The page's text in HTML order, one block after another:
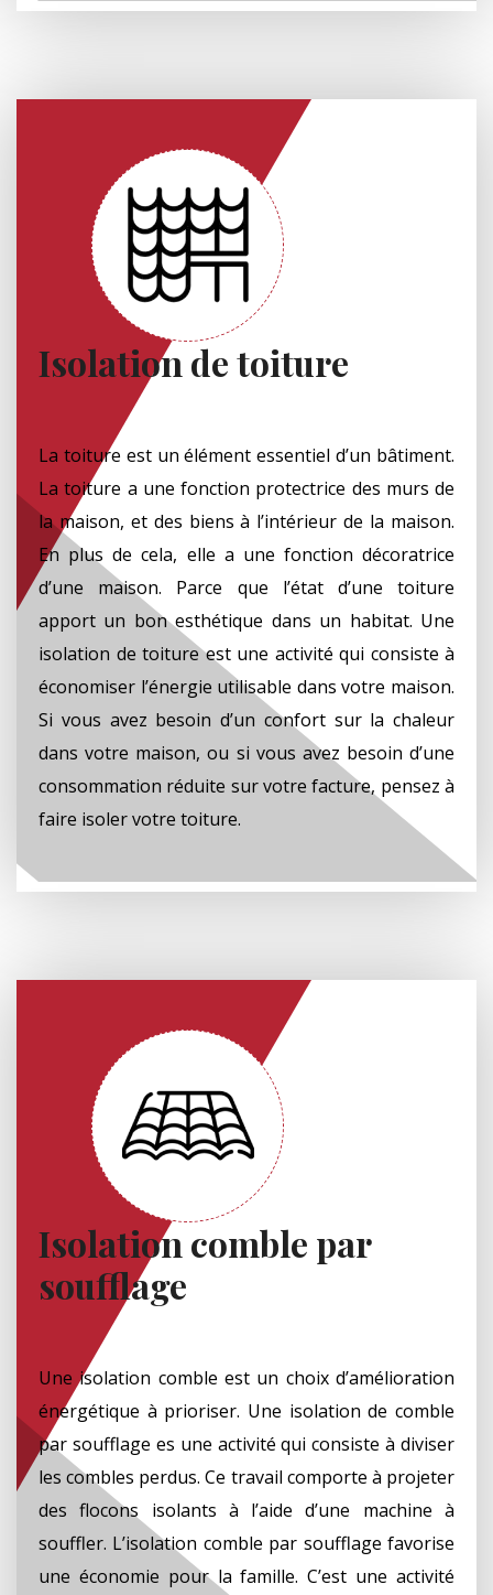
Isolation de toiture
La toiture est un élément essentiel d’un bâtiment.
La toiture a une fonction protectrice des murs de
la maison, et des biens à l’intérieur de la maison.
En plus de cela, elle a une fonction décoratrice
d’une maison. Parce que l’état d’une toiture
apport un bon esthétique dans un habitat. Une
isolation de toiture est une activité qui consiste à
économiser l’énergie utilisable dans votre maison.
Si vous avez besoin d’un confort sur la chaleur
dans votre maison, ou si vous avez besoin d’une
consommation réduite sur votre facture, pensez à
faire isoler votre toiture.
Isolation comble par
soufflage
Une isolation comble est un choix d’amélioration
énergétique à prioriser. Une isolation de comble
par soufflage es une activité qui consiste à diviser
les combles perdus. Ce travail comporte à projeter
des flocons isolants à l’aide d’une machine à
souffler. L’isolation comble par soufflage favorise
une économie pour la famille. C’est une activité